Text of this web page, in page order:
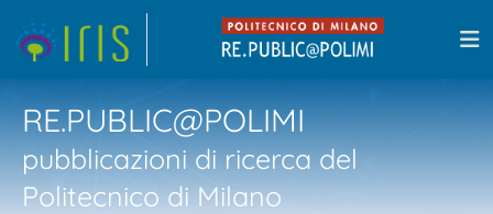
RE.PUBLIC@POLIMI
pubblicazioni di ricerca del
Politecnico di Milano